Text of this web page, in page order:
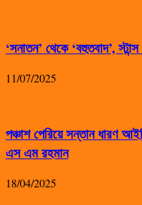
‘সনাতন’ থেকে ‘বহুতবাদ’,
11/07/2025
পঞ্চাশ পেরিয়ে সন্তান ধারণ
এস এম রহমান
18/04/2025